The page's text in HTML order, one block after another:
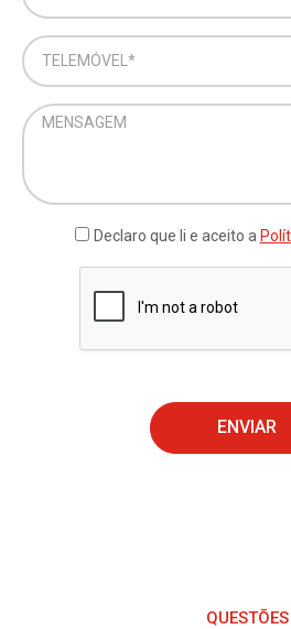
Declaro que li e aceito a
ENVIAR
QUESTÕES